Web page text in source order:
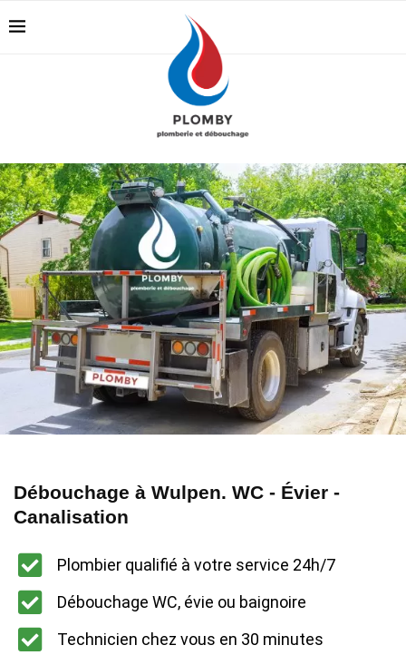
Débouchage à Wulpen. WC - Évier -
Canalisation
Plombier qualifié à votre service 24h/7
Débouchage WC, évie ou baignoire
Technicien chez vous en 30 minutes